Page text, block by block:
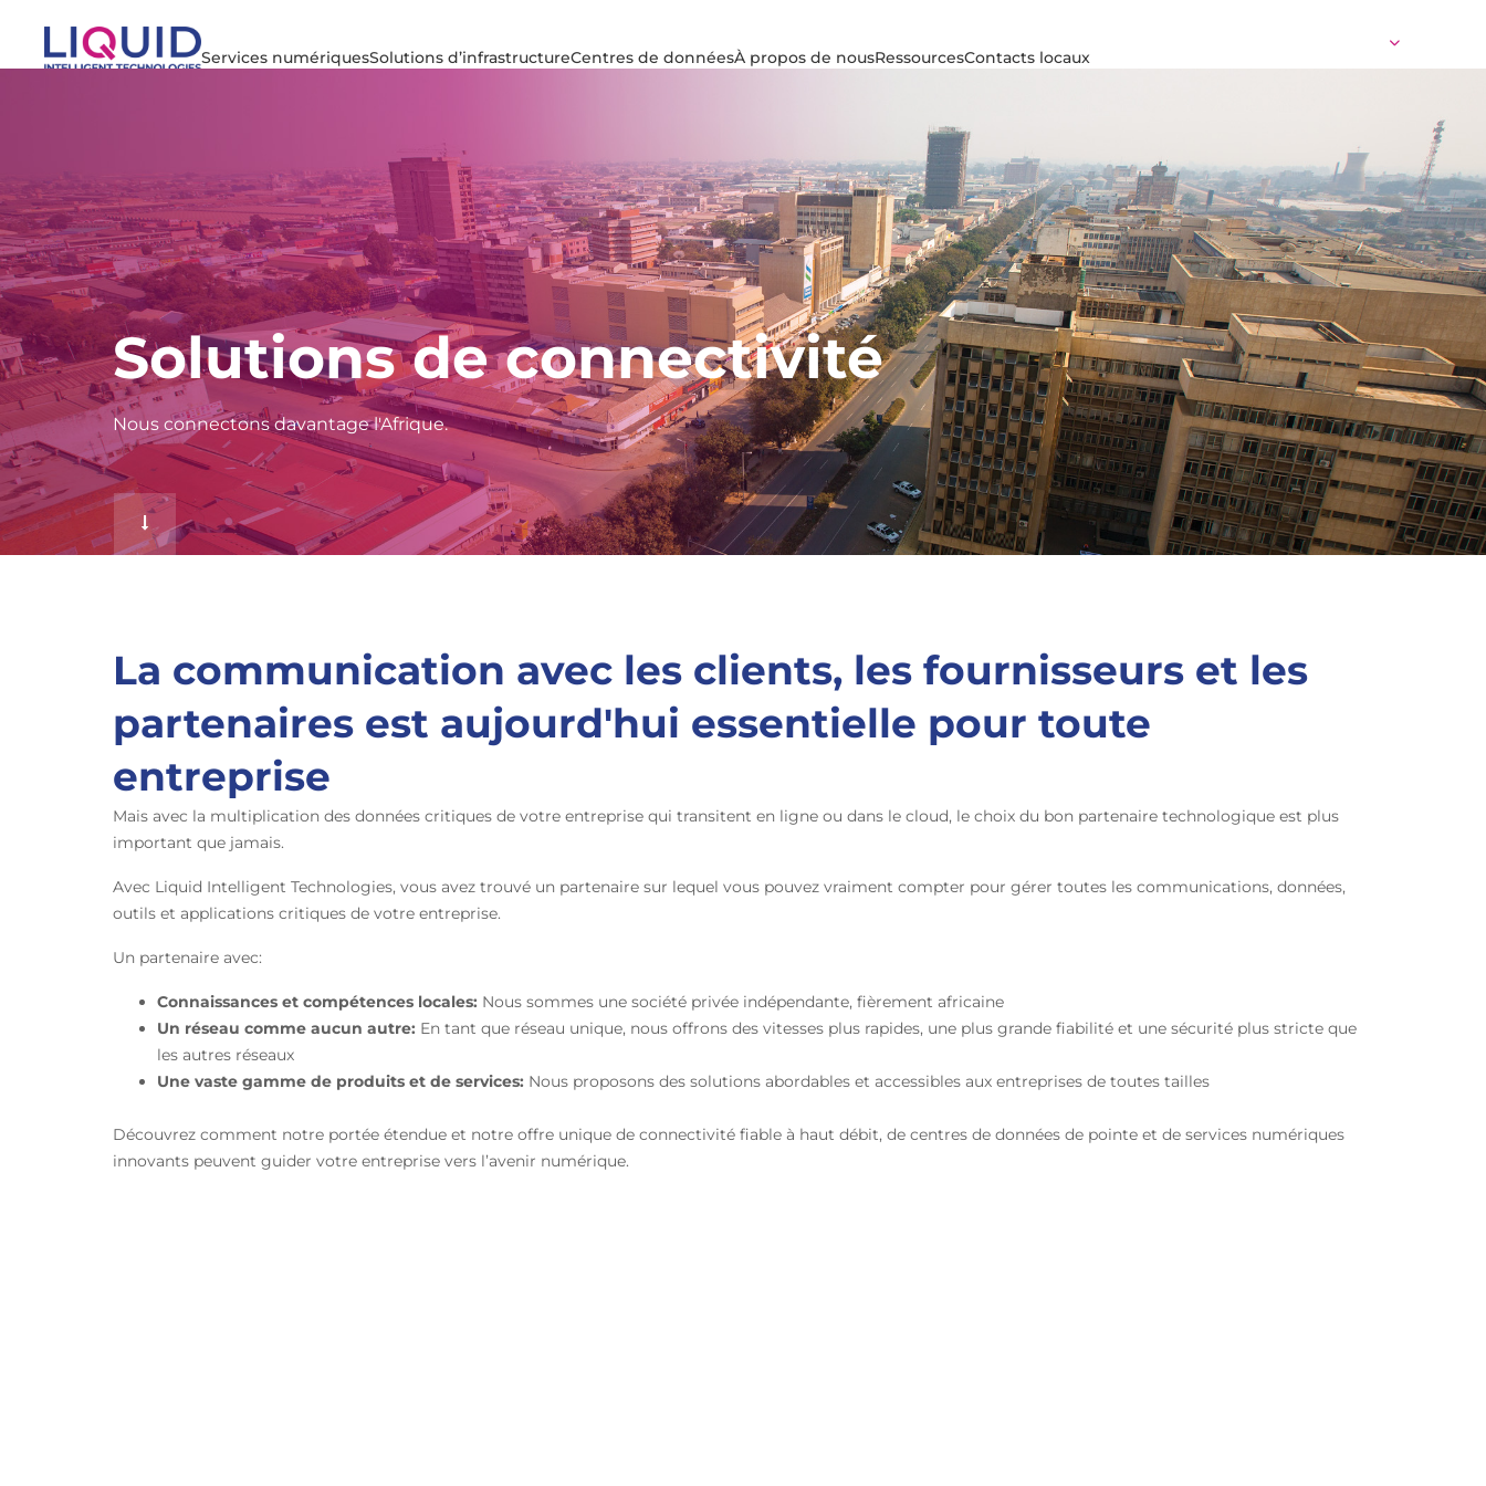
Services numériquesSolutions d’infrastructureCentres de donnéesÀ propos de nousRessourcesContacts locaux
Solutions de connectivité
Nous connectons davantage l'Afrique.
f
La communication avec les clients, les fournisseurs et les
partenaires est aujourd'hui essentielle pour toute
entreprise
Mais avec la multiplication des données critiques de votre entreprise qui transitent en ligne ou dans le cloud, le choix du bon partenaire technologique est plus
important que jamais.
Avec Liquid Intelligent Technologies, vous avez trouvé un partenaire sur lequel vous pouvez vraiment compter pour gérer toutes les communications, données,
outils et applications critiques de votre entreprise.
Un partenaire avec:
Connaissances et compétences locales: Nous sommes une société privée indépendante, fièrement africaine
Un réseau comme aucun autre: En tant que réseau unique, nous offrons des vitesses plus rapides, une plus grande fiabilité et une sécurité plus stricte que
les autres réseaux
Une vaste gamme de produits et de services: Nous proposons des solutions abordables et accessibles aux entreprises de toutes tailles
Découvrez comment notre portée étendue et notre offre unique de connectivité fiable à haut débit, de centres de données de pointe et de services numériques
innovants peuvent guider votre entreprise vers l’avenir numérique.